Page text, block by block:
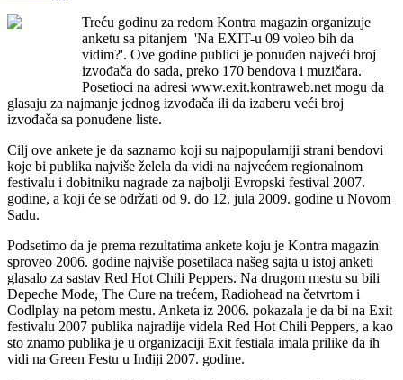
Treću godinu za redom Kontra magazin organizuje
anketu sa pitanjem 'Na EXIT-u 09 voleo bih da
vidim?'. Ove godine publici je ponuđen najveći broj
izvođača do sada, preko 170 bendova i muzičara.
Posetioci na adresi www.exit.kontraweb.net mogu da
glasaju za najmanje jednog izvođača ili da izaberu veći broj
izvođača sa ponuđene liste.
Cilj ove ankete je da saznamo koji su najpopularniji strani bendovi
koje bi publika najviše želela da vidi na najvećem regionalnom
festivalu i dobitniku nagrade za najbolji Evropski festival 2007.
godine, a koji će se održati od 9. do 12. jula 2009. godine u Novom
Sadu.
Podsetimo da je prema rezultatima ankete koju je Kontra magazin
sproveo 2006. godine najviše posetilaca našeg sajta u istoj anketi
glasalo za sastav Red Hot Chili Peppers. Na drugom mestu su bili
Depeche Mode, The Cure na trećem, Radiohead na četvrtom i
Codlplay na petom mestu. Anketa iz 2006. pokazala je da bi na Exit
festivalu 2007 publika najradije videla Red Hot Chili Peppers, a kao
sto znamo publika je u organizaciji Exit festiala imala prilike da ih
vidi na Green Festu u Inđiji 2007. godine.